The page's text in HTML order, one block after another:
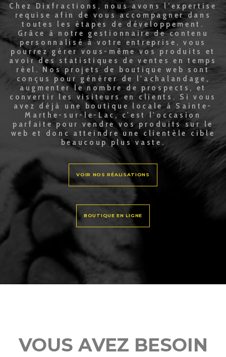
Chez Dixfractions, nous avons l’expertise
requise afin de vous accompagner dans
toutes les étapes de développement.
Grâce à notre gestionnaire de contenu
personnalisé à votre entreprise, vous
pourrez gérer vous-même vos produits et
avoir des statistiques de ventes en temps
réel. Nos projets de boutique web sont
conçus pour générer de l'achalandage,
augmenter le nombre de prospects, et
convertir les visiteurs en clients. Si vous
avez déjà une boutique locale à Sainte-
Marthe-sur-le-Lac, c'est l'occasion
parfaite pour vendre vos produits sur le
web et donc atteindre une clientèle cible
beaucoup plus vaste.
VOIR NOS RÉALISATIONS
BOUTIQUE EN LIGNE
VOUS AVEZ BESOIN